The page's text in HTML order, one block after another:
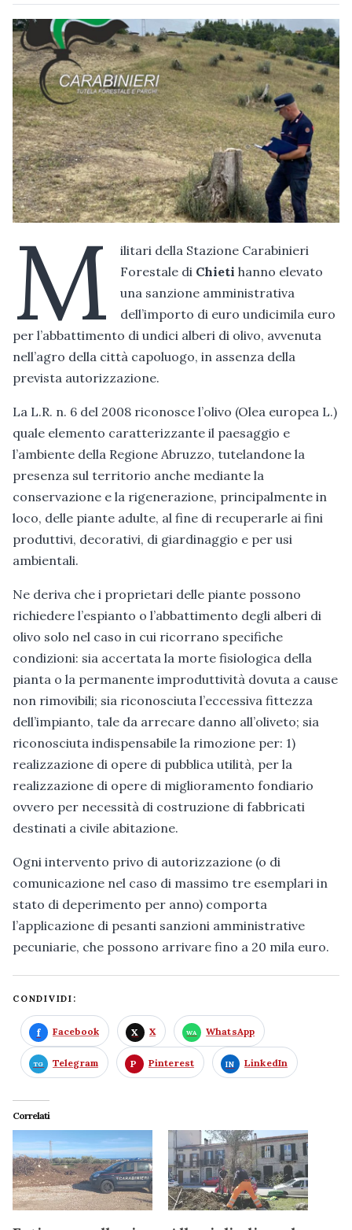
M
ilitari della Stazione Carabinieri
Forestale di Chieti hanno elevato
una sanzione amministrativa
dell’importo di euro undicimila euro
per l’abbattimento di undici alberi di olivo, avvenuta
nell’agro della città capoluogo, in assenza della
prevista autorizzazione.
La L.R. n. 6 del 2008 riconosce l’olivo (Olea europea L.)
quale elemento caratterizzante il paesaggio e
l’ambiente della Regione Abruzzo, tutelandone la
presenza sul territorio anche mediante la
conservazione e la rigenerazione, principalmente in
loco, delle piante adulte, al fine di recuperarle ai fini
produttivi, decorativi, di giardinaggio e per usi
ambientali.
Ne deriva che i proprietari delle piante possono
richiedere l’espianto o l’abbattimento degli alberi di
olivo solo nel caso in cui ricorrano specifiche
condizioni: sia accertata la morte fisiologica della
pianta o la permanente improduttività dovuta a cause
non rimovibili; sia riconosciuta l’eccessiva fittezza
dell’impianto, tale da arrecare danno all’oliveto; sia
riconosciuta indispensabile la rimozione per: 1)
realizzazione di opere di pubblica utilità, per la
realizzazione di opere di miglioramento fondiario
ovvero per necessità di costruzione di fabbricati
destinati a civile abitazione.
Ogni intervento privo di autorizzazione (o di
comunicazione nel caso di massimo tre esemplari in
stato di deperimento per anno) comporta
l’applicazione di pesanti sanzioni amministrative
pecuniarie, che possono arrivare fino a 20 mila euro.
CONDIVIDI:
Facebook X WhatsApp
Telegram Pinterest LinkedIn
Correlati